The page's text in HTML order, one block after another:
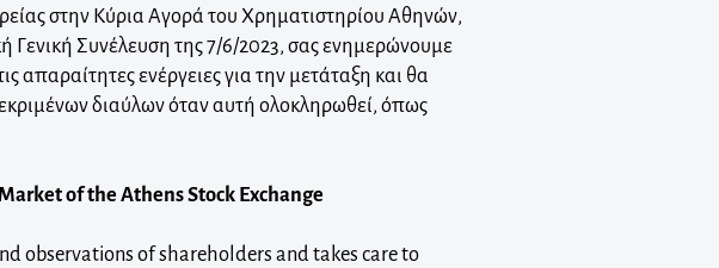
στην Κύρια Αγορά του Χρηματιστηρίου Αθηνών,
Γενική Συνέλευση της 7/6/2023, σας ενημερώνουμε
απαραίτητες ενέργειες για την μετάταξη και θα
διαύλων όταν αυτή ολοκληρωθεί, όπως
of the Athens Stock Exchange
observations of shareholders and takes care to